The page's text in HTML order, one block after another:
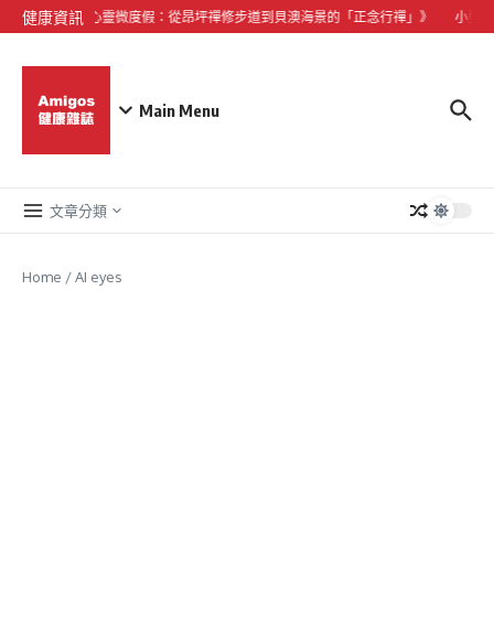
Skip to content
健康資訊
《大嶼山心靈微度假：從昂坪禪修步道到貝澳海景的「正念行禪」》 小型
Main Menu
文章分類
Home /AI eyes